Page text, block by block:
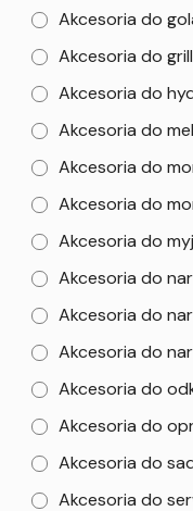
Akcesoria do
Akcesoria do
Akcesoria do
Akcesoria do
Akcesoria do
Akcesoria do
Akcesoria do
Akcesoria do
Akcesoria do
Akcesoria do
Akcesoria do
Akcesoria do
Akcesoria do
Akcesoria do